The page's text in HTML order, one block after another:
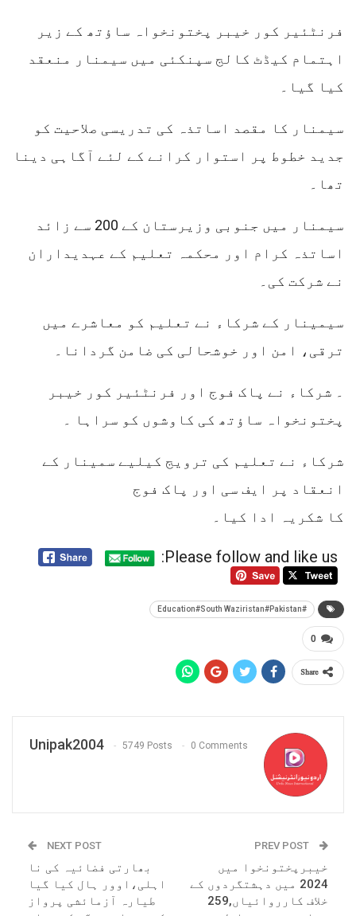
فرنٹئیر کور خیبر پختونخواہ ساؤتھ کے زیر
اہتمام کیڈٹ کالج سپنکئی میں سیمنار منعقد
کیا گیا۔
سیمنار کا مقصد اساتذہ کی تدریسی صلاحیت کو
جدید خطوط پر استوار کرانے کے لئے آگاہی دینا
تھا۔
سیمنار میں جنوبی وزیرستان کے 200 سے زائد
اساتذہ کرام اور محکمہ تعلیم کے عہدیداران
نے شرکت کی۔
سیمینار کے شرکاء نے تعلیم کو معاشرے میں
ترقی، امن اور خوشحالی کی ضامن گردانا۔
۔ شرکاء نے پاک فوج اور فرنٹئیر کور خیبر
پختونخواہ ساؤتھ کی کاوشوں کو سراہا ۔
شرکاء نے تعلیم کی ترویج کیلیے سمینار کے
انعقاد پر ایف سی اور پاک فوج
کا شکریہ ادا کیا۔
Please follow and like us:
#Education#South Waziristan#Pakistan
0
Share
Unipak2004 5749 Posts 0 Comments
خیبرپختونخوا میں
2024 میں دہشتگردوں کے
خلاف کارروائیاں,259
NEXT POST
بھارتی فضائیہ کی نا
اہلی،اوور ہال کیا گیا
طیارہ آزمائشی پرواز